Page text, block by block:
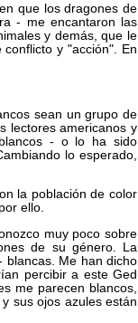
que los dragones de
- me encantaron las
y demás, que le
y "acción". En
sean un grupo de
lectores americanos y
- o lo ha sido
lo esperado,
la población de color
ello.
muy poco sobre
de su género. La
blancas. Me han dicho
percibir a este Ged
me parecen blancos,
sus ojos azules están